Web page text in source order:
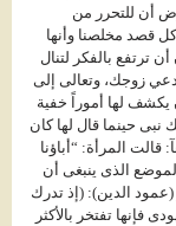
أن للتحرر من
قصد مخلصنا وأنها
بالفكر لتنال
زوجك، وتعالى إلى
يكشف لها أموراً خفية
حينما قال لها كان
المرأة: “أباؤنا
الذى ينبغى أن
(عمود الدين): (إذ تدرك
فإنها تفتخر بالأكثر